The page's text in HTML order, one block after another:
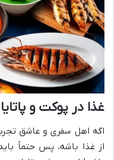
غذا در پوکت و پاتایا
اگه اهل سفری و عاشق
از غذا باشه، پس حتماً